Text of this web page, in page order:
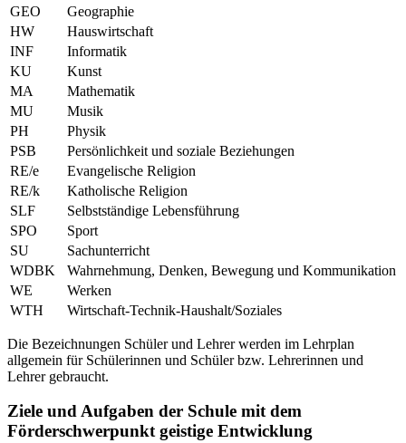
GEO
Geographie
HW
Hauswirtschaft
INF
Informatik
KU
Kunst
MA
Mathematik
MU
Musik
PH
Physik
PSB
Persönlichkeit und soziale Beziehungen
RE/e
Evangelische Religion
RE/k
Katholische Religion
SLF
Selbstständige Lebensführung
SPO
Sport
SU
Sachunterricht
WDBK
Wahrnehmung, Denken, Bewegung und Kommunikation
WE
Werken
WTH
Wirtschaft-Technik-Haushalt/Soziales
Die Bezeichnungen Schüler und Lehrer werden im Lehrplan
allgemein für Schülerinnen und Schüler bzw. Lehrerinnen und
Lehrer gebraucht.
Ziele und Aufgaben der Schule mit dem
Förderschwerpunkt geistige Entwicklung